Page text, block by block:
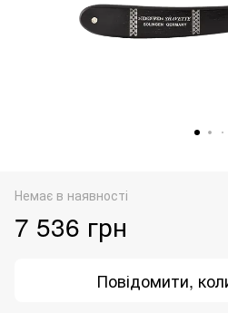
Немає в наявності
7 536 грн
Повідомити,